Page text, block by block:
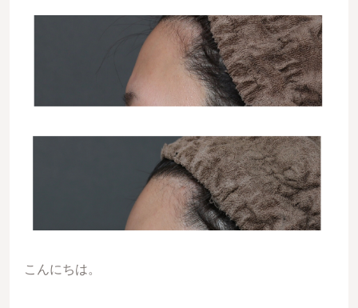
こんにちは。